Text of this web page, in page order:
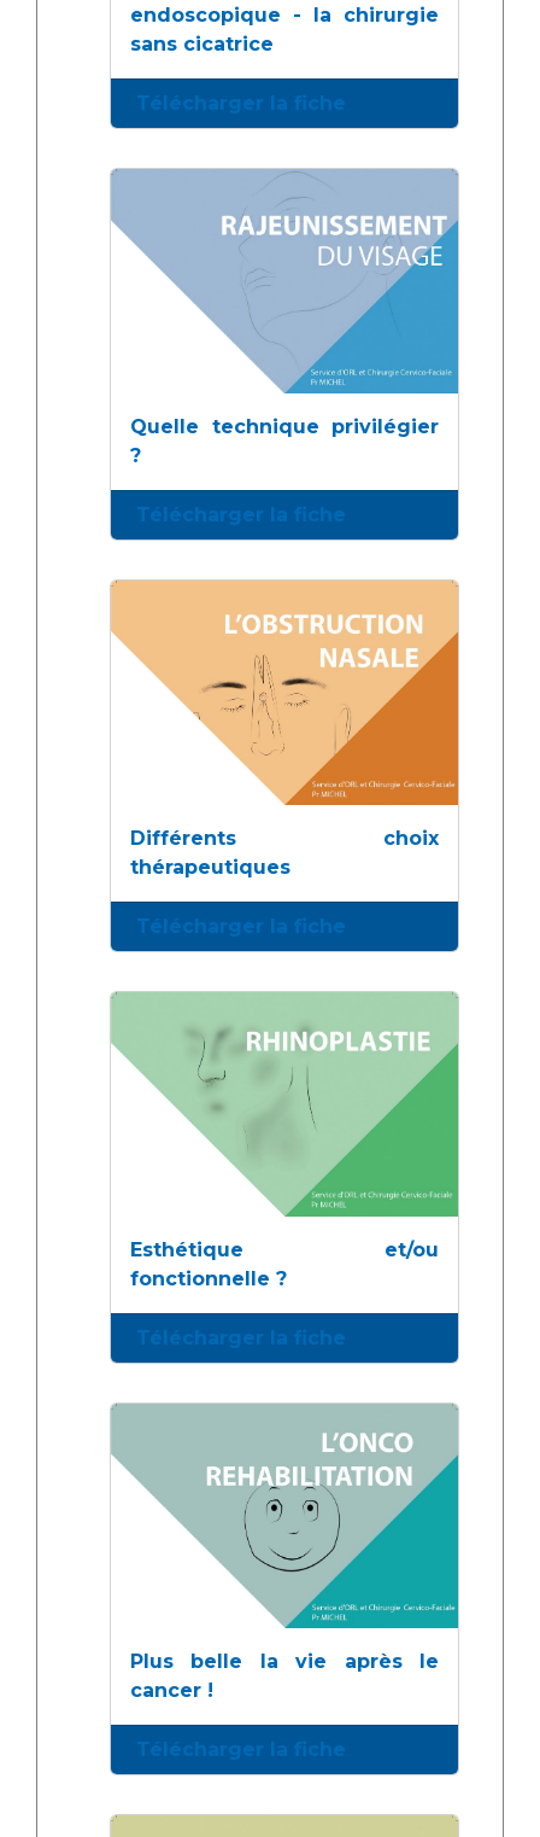
endoscopique - la chirurgie
sans cicatrice
Télécharger la fiche
Quelle technique privilégier
?
Télécharger la fiche
Différents choix
thérapeutiques
Télécharger la fiche
Esthétique et/ou
fonctionnelle ?
Télécharger la fiche
Plus belle la vie après le
cancer !
Télécharger la fiche